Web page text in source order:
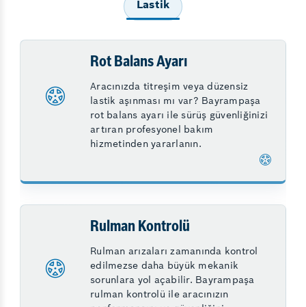
Lastik
Rot Balans Ayarı
Aracınızda titreşim veya düzensiz
lastik aşınması mı var? Bayrampaşa
rot balans ayarı ile sürüş güvenliğinizi
artıran profesyonel bakım
hizmetinden yararlanın.
Rulman Kontrolü
Rulman arızaları zamanında kontrol
edilmezse daha büyük mekanik
sorunlara yol açabilir. Bayrampaşa
rulman kontrolü ile aracınızın